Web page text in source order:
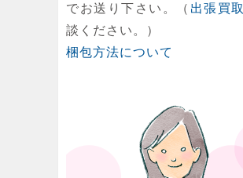
でお送り下さい。（ 出張買取
談ください。）
梱包方法について